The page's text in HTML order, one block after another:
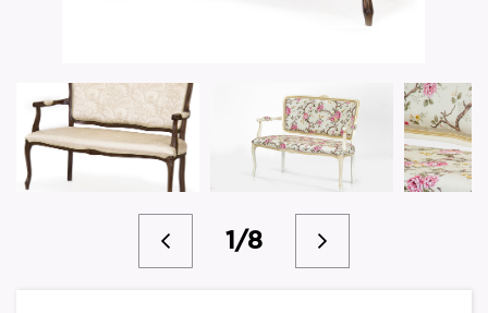
1/8